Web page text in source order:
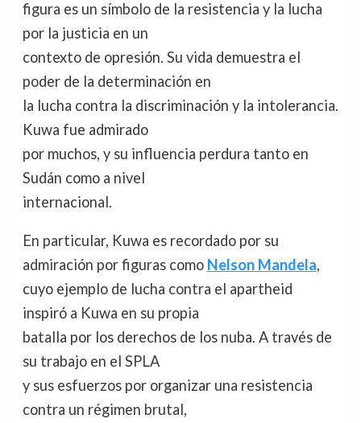
figura es un símbolo de la resistencia y la lucha
por la justicia en un
contexto de opresión. Su vida demuestra el
poder de la determinación en
la lucha contra la discriminación y la intolerancia.
Kuwa fue admirado
por muchos, y su influencia perdura tanto en
Sudán como a nivel
internacional.
En particular, Kuwa es recordado por su
admiración por figuras como Nelson Mandela,
cuyo ejemplo de lucha contra el apartheid
inspiró a Kuwa en su propia
batalla por los derechos de los nuba. A través de
su trabajo en el SPLA
y sus esfuerzos por organizar una resistencia
contra un régimen brutal,